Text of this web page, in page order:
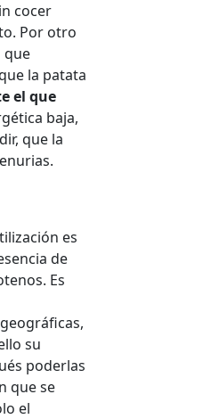
cocer
Por otro
que
la patata
el que
baja,
que la
es
de
Es
su
poderlas
que se
el